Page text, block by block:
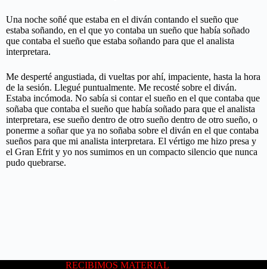
Una noche soñé que estaba en el diván contando el sueño que
estaba soñando, en el que yo contaba un sueño que había soñado
que contaba el sueño que estaba soñando para que el analista
interpretara.
Me desperté angustiada, di vueltas por ahí, impaciente, hasta la hora
de la sesión. Llegué puntualmente. Me recosté sobre el diván.
Estaba incómoda. No sabía si contar el sueño en el que contaba que
soñaba que contaba el sueño que había soñado para que el analista
interpretara, ese sueño dentro de otro sueño dentro de otro sueño, o
ponerme a soñar que ya no soñaba sobre el diván en el que contaba
sueños para que mi analista interpretara. El vértigo me hizo presa y
el Gran Efrit y yo nos sumimos en un compacto silencio que nunca
pudo quebrarse.
RECIBIMOS MATERIAL